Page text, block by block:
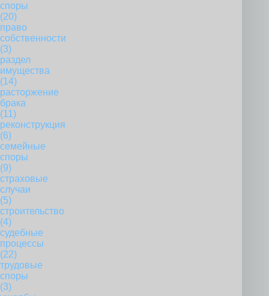
споры
(20)
право
собственности
(3)
раздел
имущества
(14)
расторжение
брака
(11)
реконструкция
(6)
семейные
споры
(9)
страховые
случаи
(5)
строительство
(4)
судебные
процессы
(22)
трудовые
споры
(3)